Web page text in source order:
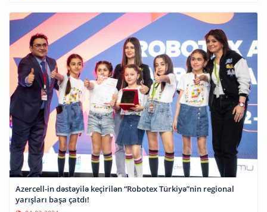
Azercell-in dəstəyilə keçirilən “Robotex Türkiyə”nin regional
yarışları başa çatdı!